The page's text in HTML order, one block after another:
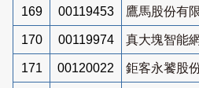
169 00119453 鷹馬股份有
170 00119974 真大塊智能
171 00120022 鉅客永饕股